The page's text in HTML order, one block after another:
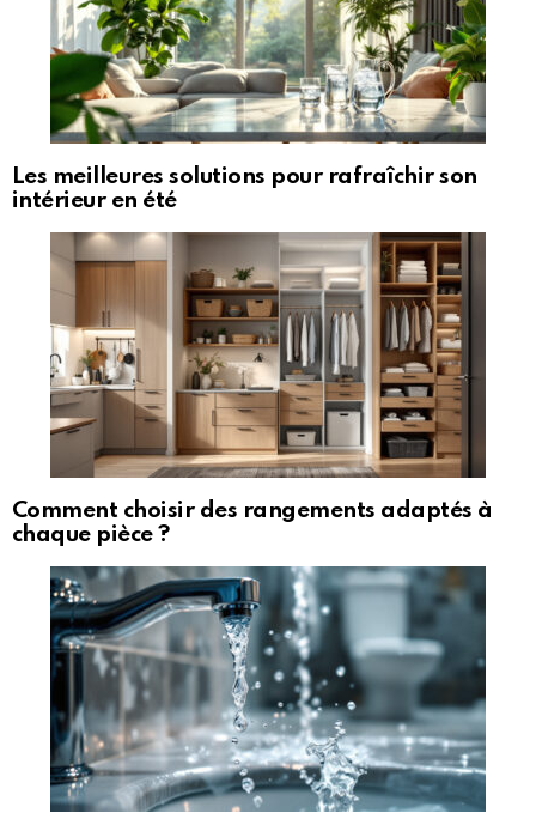
Les meilleures solutions pour rafraîchir son
intérieur en été
Comment choisir des rangements adaptés à
chaque pièce ?